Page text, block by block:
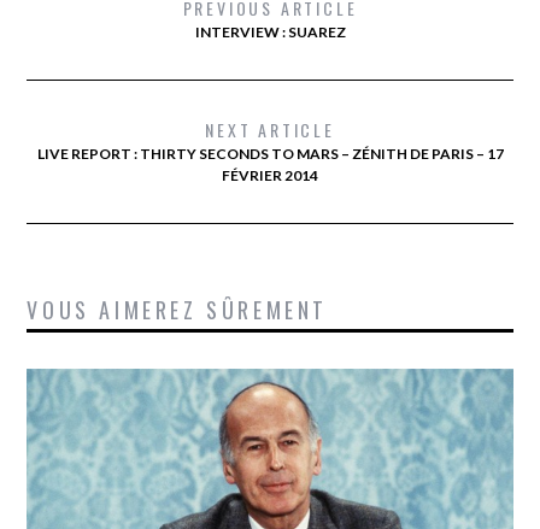
PREVIOUS ARTICLE
INTERVIEW : SUAREZ
NEXT ARTICLE
LIVE REPORT : THIRTY SECONDS TO MARS – ZÉNITH DE PARIS – 17
FÉVRIER 2014
VOUS AIMEREZ SÛREMENT